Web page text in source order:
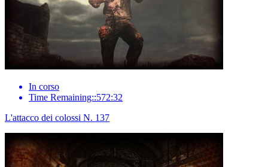
In corso
Time Remaining::572:32
L'attacco dei colossi N. 137